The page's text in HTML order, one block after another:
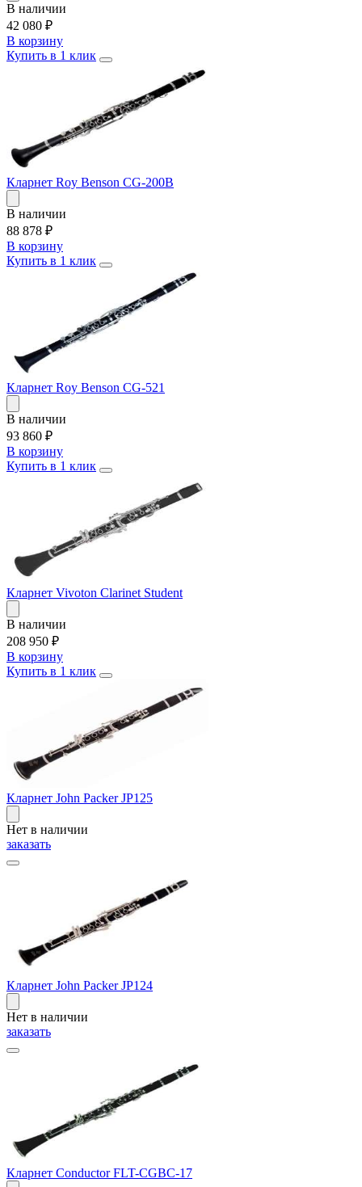
В наличии
42 080 ₽
В корзину
Купить в 1 клик
Кларнет Roy Benson CG-200B
В наличии
88 878 ₽
В корзину
Купить в 1 клик
Кларнет Roy Benson CG-521
В наличии
93 860 ₽
В корзину
Купить в 1 клик
Кларнет Vivoton Clarinet Student
В наличии
208 950 ₽
В корзину
Купить в 1 клик
Кларнет John Packer JP125
Нет в наличии
заказать
Кларнет John Packer JP124
Нет в наличии
заказать
Кларнет Conductor FLT-CGBC-17